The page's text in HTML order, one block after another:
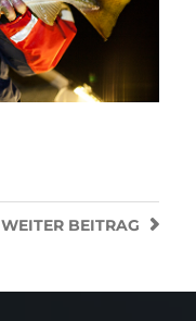
WEITER BEITRAG